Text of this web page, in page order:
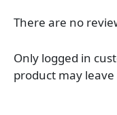
There are no
Only logged in
product may leave